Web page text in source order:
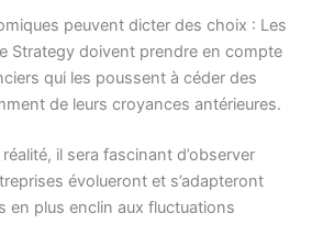
peuvent dicter des choix : Les
Strategy doivent prendre en compte
qui les poussent à céder des
de leurs croyances antérieures.
il sera fascinant d’observer
évolueront et s’adapteront
en plus enclin aux fluctuations